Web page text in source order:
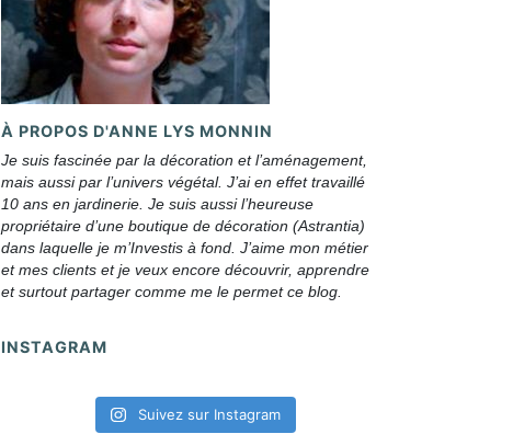
À PROPOS D'ANNE LYS MONNIN
Je suis fascinée par la décoration et l’aménagement,
mais aussi par l’univers végétal. J’ai en effet travaillé
10 ans en jardinerie. Je suis aussi l’heureuse
propriétaire d’une boutique de décoration (Astrantia)
dans laquelle je m’Investis à fond. J’aime mon métier
et mes clients et je veux encore découvrir, apprendre
et surtout partager comme me le permet ce blog.
INSTAGRAM
Suivez sur Instagram